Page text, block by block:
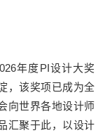
年度PI设计大奖
，该奖项已成为全
向世界各地设计师
汇聚于此，以设计